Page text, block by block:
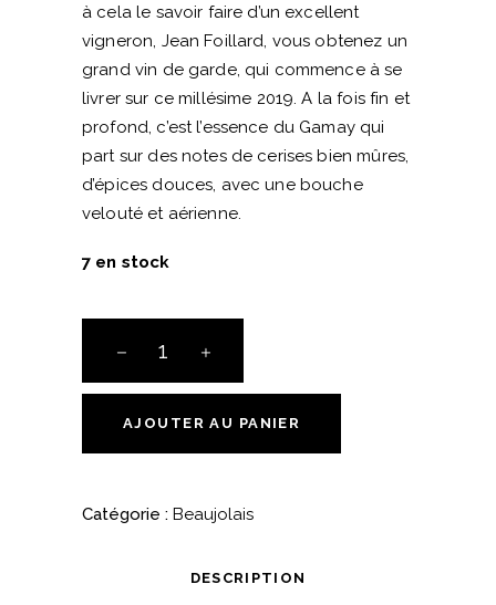
à cela le savoir faire d’un excellent
vigneron, Jean Foillard, vous obtenez un
grand vin de garde, qui commence à se
livrer sur ce millésime 2019. A la fois fin et
profond, c’est l’essence du Gamay qui
part sur des notes de cerises bien mûres,
d’épices douces, avec une bouche
velouté et aérienne.
7 en stock
Côte
du
-
AJOUTER AU PANIER
Catégorie : Beaujolais
DESCRIPTION